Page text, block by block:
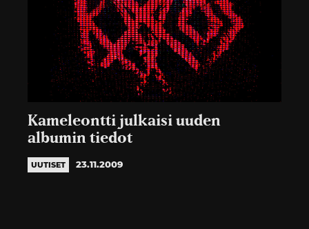
Kameleontti julkaisi uuden
albumin tiedot
UUTISET 23.11.2009